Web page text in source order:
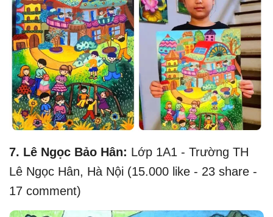
7. Lê Ngọc Bảo Hân: Lớp 1A1 - Trường TH
Lê Ngọc Hân, Hà Nội (15.000 like - 23 share -
17 comment)